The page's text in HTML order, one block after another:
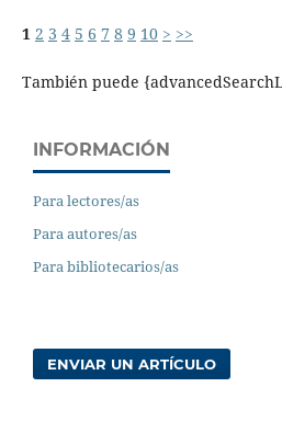
1 2 3 4 5 6 7 8 9 10 > >>
También puede
INFORMACIÓN
Para lectores/as
Para autores/as
Para bibliotecarios/as
ENVIAR UN ARTÍCULO